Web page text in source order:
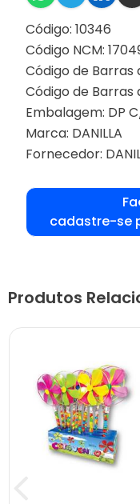
Código: 10346
Código NCM:
Código de Barras
Código de Barras
Embalagem: DP
Marca: DANILLA
Fornecedor:
cadastre-se
Produtos